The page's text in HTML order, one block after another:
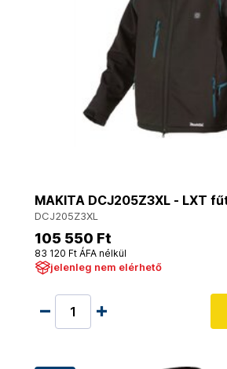
MAKITA DCJ205Z3XL - LXT
DCJ205Z3XL
105 550 Ft
83 120 Ft ÁFA nélkül
jelenleg nem elérhető